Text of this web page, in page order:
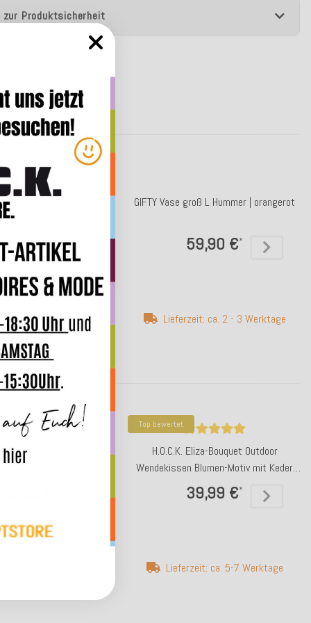
zur Produktsicherheit
Polyresin mit Muscheln
braun
52,90 €*
€
ca. 3-5 Werktage
GIFTY Vase groß L Hummer | orangerot
59,90 €*
Lieferzeit: ca. 2 - 3 Werktage
Batik Saphire Outdoor
col. 08 grün
Top bewertet
H.O.C.K. Eliza-Bouquet Outdoor
Wendekissen Blumen-Motiv mit Keder
50x50cm petrol
39,99 €*
Lieferzeit: ca. 5-7 Werktage